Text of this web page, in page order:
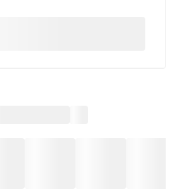
изученного материала на